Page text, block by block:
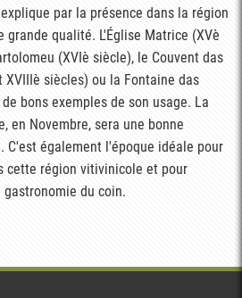
par la présence dans la région
grande qualité. L'Église Matrice (XVè
(XVIè siècle), le Couvent das
XVIIIè siècles) ou la Fontaine das
bons exemples de son usage. La
en Novembre, sera une bonne
C'est également l'époque idéale pour
cette région vitivinicole et pour
du coin.